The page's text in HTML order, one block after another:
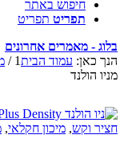
חיפוש באתר
תפריט תפריט
בלוג - מאמרים אחרונים
הנך כאן: עמוד הבית1
/
מניו הולנד
חציר וקש, מיכון חקלאי,